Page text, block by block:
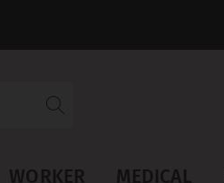
WORKER MEDICAL